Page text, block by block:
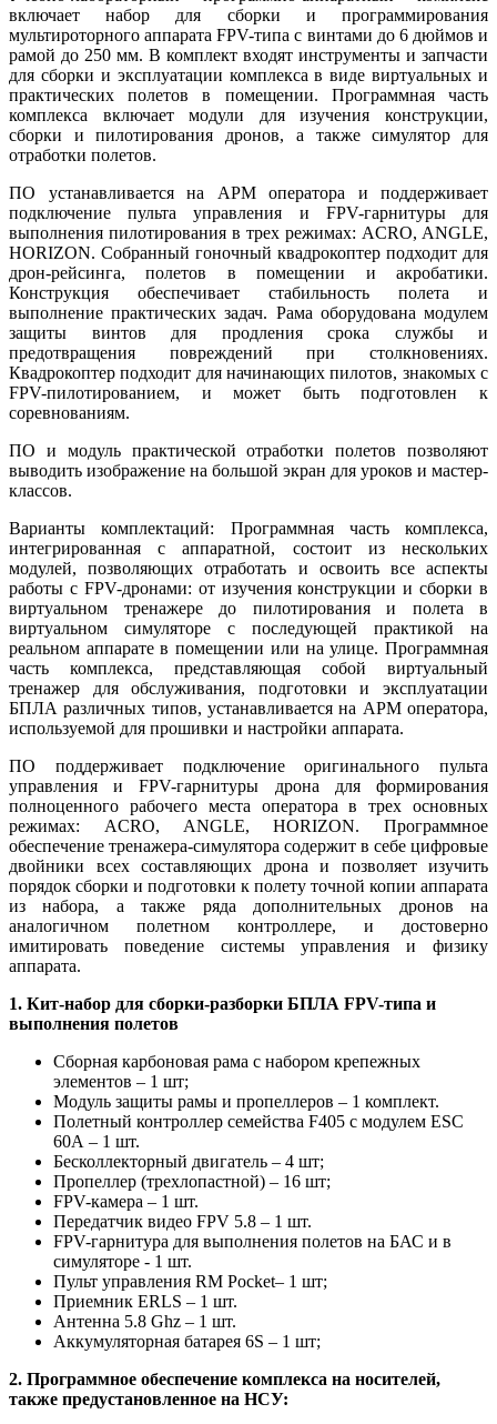
включает набор для сборки и программирования
мультироторного аппарата FPV-типа с винтами до 6 дюймов и
рамой до 250 мм. В комплект входят инструменты и запчасти
для сборки и эксплуатации комплекса в виде виртуальных и
практических полетов в помещении. Программная часть
комплекса включает модули для изучения конструкции,
сборки и пилотирования дронов, а также симулятор для
отработки полетов.
ПО устанавливается на АРМ оператора и поддерживает
подключение пульта управления и FPV-гарнитуры для
выполнения пилотирования в трех режимах: ACRO, ANGLE,
HORIZON. Собранный гоночный квадрокоптер подходит для
дрон-рейсинга, полетов в помещении и акробатики.
Конструкция обеспечивает стабильность полета и
выполнение практических задач. Рама оборудована модулем
защиты винтов для продления срока службы и
предотвращения повреждений при столкновениях.
Квадрокоптер подходит для начинающих пилотов, знакомых с
FPV-пилотированием, и может быть подготовлен к
соревнованиям.
ПО и модуль практической отработки полетов позволяют
выводить изображение на большой экран для уроков и мастер-
классов.
Варианты комплектаций: Программная часть комплекса,
интегрированная с аппаратной, состоит из нескольких
модулей, позволяющих отработать и освоить все аспекты
работы с FPV-дронами: от изучения конструкции и сборки в
виртуальном тренажере до пилотирования и полета в
виртуальном симуляторе с последующей практикой на
реальном аппарате в помещении или на улице. Программная
часть комплекса, представляющая собой виртуальный
тренажер для обслуживания, подготовки и эксплуатации
БПЛА различных типов, устанавливается на АРМ оператора,
используемой для прошивки и настройки аппарата.
ПО поддерживает подключение оригинального пульта
управления и FPV-гарнитуры дрона для формирования
полноценного рабочего места оператора в трех основных
режимах: ACRO, ANGLE, HORIZON. Программное
обеспечение тренажера-симулятора содержит в себе цифровые
двойники всех составляющих дрона и позволяет изучить
порядок сборки и подготовки к полету точной копии аппарата
из набора, а также ряда дополнительных дронов на
аналогичном полетном контроллере, и достоверно
имитировать поведение системы управления и физику
аппарата.
1. Кит-набор для сборки-разборки БПЛА FPV-типа и
выполнения полетов
Сборная карбоновая рама с набором крепежных
элементов – 1 шт;
Модуль защиты рамы и пропеллеров – 1 комплект.
Полетный контроллер семейства F405 с модулем ESC
60А – 1 шт.
Бесколлекторный двигатель – 4 шт;
Пропеллер (трехлопастной) – 16 шт;
FPV-камера – 1 шт.
Передатчик видео FPV 5.8 – 1 шт.
FPV-гарнитура для выполнения полетов на БАС и в
симуляторе - 1 шт.
Пульт управления RM Pocket– 1 шт;
Приемник ERLS – 1 шт.
Антенна 5.8 Ghz – 1 шт.
Аккумуляторная батарея 6S – 1 шт;
2. Программное обеспечение комплекса на носителей,
также предустановленное на НСУ: